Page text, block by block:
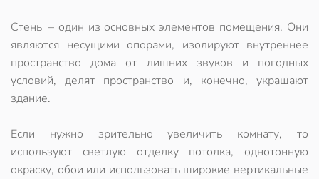
Стены – один из основных элементов помещения. Они
являются несущими опорами, изолируют внутреннее
пространство дома от лишних звуков и погодных
условий, делят пространство и, конечно, украшают
здание.
Если нужно зрительно увеличить комнату, то
используют светлую отделку потолка, однотонную
окраску, обои или использовать широкие вертикальные